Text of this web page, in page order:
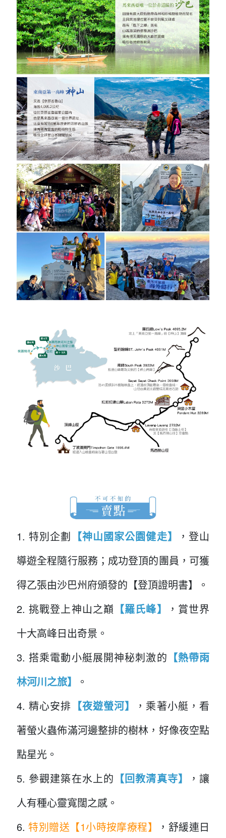
1. 特別企劃 【神山國家公園健走】
，登山
導遊全程隨行服務；成功登頂的團員，可獲
得乙張由沙巴州府頒發的【登頂證明書】。
2. 挑戰登上神山之巔 【羅氏峰】
，賞世界
十大高峰日出奇景。
3. 搭乘電動小艇展開神秘刺激的 【熱帶雨
林河川之旅】
。
4. 精心安排 【夜遊螢河】
，乘著小艇，看
著螢火蟲佈滿河邊整排的樹林，好像夜空點
點星光。
5. 參觀建築在水上的 【回教清真寺】
，讓
人有種心靈寬闊之感。
6.特別贈送【1小時按摩療程】
，舒緩連日